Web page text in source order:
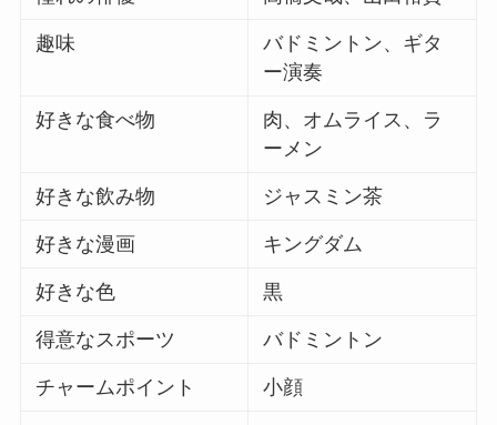
趣味
バドミントン、ギタ
ー演奏
好きな食べ物
肉、オムライス、ラ
ーメン
好きな飲み物 ジャスミン茶
好きな漫画 キングダム
好きな色 黒
得意なスポーツ バドミントン
チャームポイント 小顔